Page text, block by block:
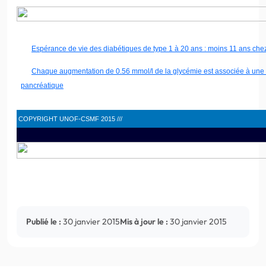
Espérance de vie des diabétiques de type 1 à 20 ans : moins 11 ans
Chaque augmentation de 0.56 mmol/l de la glycémie est associée à
pancréatique
COPYRIGHT UNOF-CSMF 2015 ///
Publié le : 30 janvier 2015Mis à jour le : 30 janvier 2015